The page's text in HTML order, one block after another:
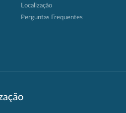
Localização
Perguntas Frequentes